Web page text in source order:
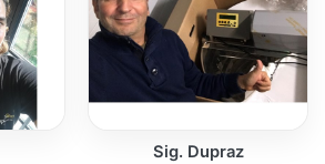
Sig. Dupraz